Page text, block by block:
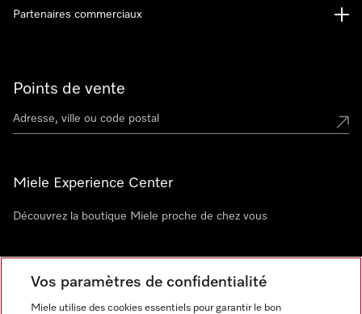
Points de vente
Miele Experience Center
Découvrez la boutique Miele proche de chez vous
Newsletter
Partenaires commerciaux
Vos paramètres de confidentialité
Miele utilise des cookies essentiels pour garantir le bon